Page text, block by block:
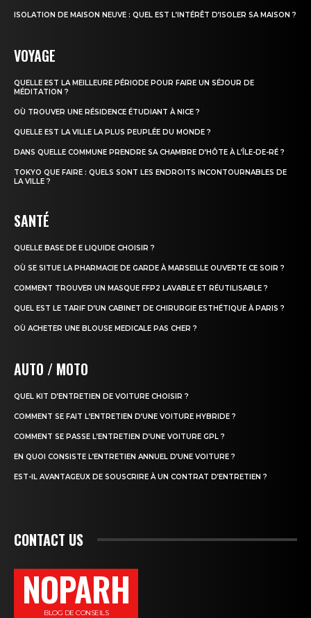
ISOLATION DE MAISON NEUVE : QUEL EST L’INTÉRÊT D’ISOLER SA MAISON ?
VOYAGE
QUELLE EST LA MEILLEURE PÉRIODE POUR FAIRE UN SÉJOUR DE
MÉDITATION ?
OÙ TROUVER UNE RÉSIDENCE ÉTUDIANT À NICE ?
QUELLE EST LA VILLE LA PLUS PEUPLÉE DU MONDE ?
DANS QUELLE COMMUNE PRENDRE SA CHAMBRE D’HÔTE À L’ÎLE-DE-RÉ ?
TOKYO QUE FAIRE : QUELS SONT LES ENDROITS INCONTOURNABLES DE
LA VILLE ?
SANTÉ
QUELLE BASE DE E LIQUIDE CHOISIR ?
OÙ SE SITUE LA PHARMACIE DE GARDE À MARSEILLE OUVERTE CE SOIR ?
COMMENT TROUVER UN MASQUE FFP2 LAVABLE ET RÉUTILISABLE ?
QUEL EST LE TARIF D’UN CABINET DE CHIRURGIE ESTHÉTIQUE À PARIS ?
OÙ ACHETER UNE BLOUSE MEDICALE PAS CHER ?
AUTO / MOTO
QUEL KIT D’ENTRETIEN DE VOITURE CHOISIR ?
COMMENT SE FAIT L’ENTRETIEN D’UNE VOITURE HYBRIDE ?
COMMENT SE PASSE L’ENTRETIEN D’UNE VOITURE GPL ?
EN QUOI CONSISTE L’ENTRETIEN ANNUEL D’UNE VOITURE ?
EST-IL AVANTAGEUX DE SOUSCRIRE À UN CONTRAT D’ENTRETIEN ?
CONTACT US
NOPARH
BLOG DE CONSEILS